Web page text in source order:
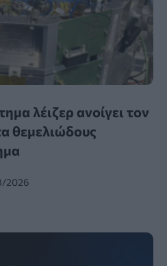
λέιζερ ανοίγει τον
θεμελιώδους
2026